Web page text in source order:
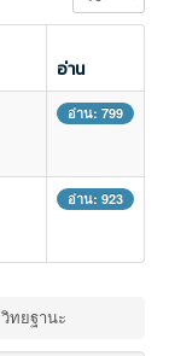
อ่าน
อ่าน: 799
อ่าน: 923
วิทยฐานะ